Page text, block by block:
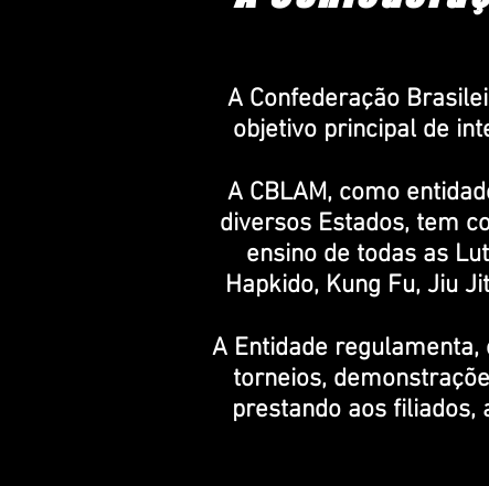
A Confederação
objetivo principal de
A CBLAM, como
diversos Estados, tem
ensino de todas as
Hapkido, Kung Fu, Jiu
A Entidade
torneios,
prestando aos filiados,